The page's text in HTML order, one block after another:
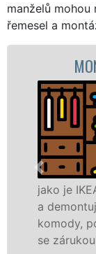
manželů
řemesel a
jako je
a
komody,
se